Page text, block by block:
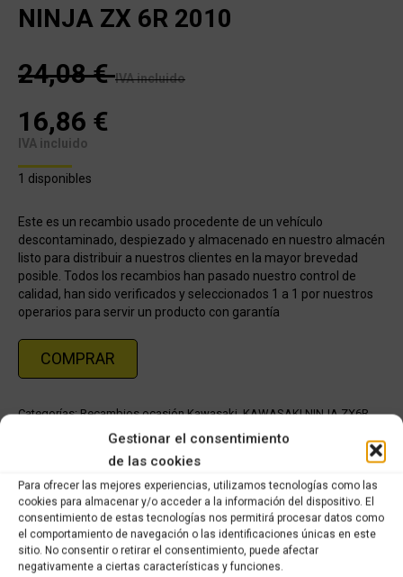
Gestionar el consentimiento
de las cookies
Para ofrecer las mejores experiencias, utilizamos tecnologías como las
cookies para almacenar y/o acceder a la información del dispositivo. El
consentimiento de estas tecnologías nos permitirá procesar datos como
el comportamiento de navegación o las identificaciones únicas en este
sitio. No consentir o retirar el consentimiento, puede afectar
negativamente a ciertas características y funciones.
NINJA ZX 6R 2010
24,08€ IVA incluido
16,86 €
IVA incluido
1 disponibles
Este es un recambio usado procedente de un vehículo
descontaminado, despiezado y almacenado en nuestro almacén
listo para distribuir a nuestros clientes en la mayor brevedad
posible. Todos los recambios han pasado nuestro control de
calidad, han sido verificados y seleccionados 1 a 1 por nuestros
operarios para servir un producto con garantía
COMPRAR
Categorías:Recambios ocasión Kawasaki,KAWASAKI NINJA ZX6R
Share this product
Share
on
Share
on
Share
on
Share
on